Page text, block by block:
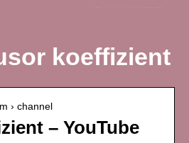
koeffizient
› channel
– YouTube